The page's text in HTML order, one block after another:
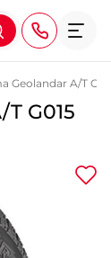
44-44
44-44
Geolandar A/T
T G015